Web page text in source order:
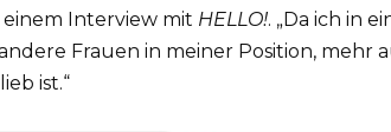
Interview mit HELLO!. „Da ich in
Frauen in meiner Position, mehr
ist.“